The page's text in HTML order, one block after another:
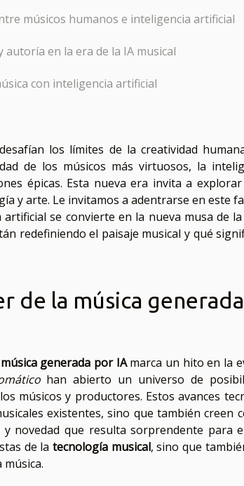
músicos humanos e inteligencia artificial
autoría en la era de la IA musical
con inteligencia artificial
los límites de la creatividad
de los músicos más virtuosos, la
épicas. Esta nueva era invita a
y arte. Le invitamos a adentrarse en este
se convierte en la nueva musa de
redefiniendo el paisaje musical y qué
de la música
música generada por IAmarca un hito en la
han abierto un universo de
músicos y productores. Estos avances
existentes, sino que también creen
y novedad que resulta sorprendente para
de la tecnología musical, sino que